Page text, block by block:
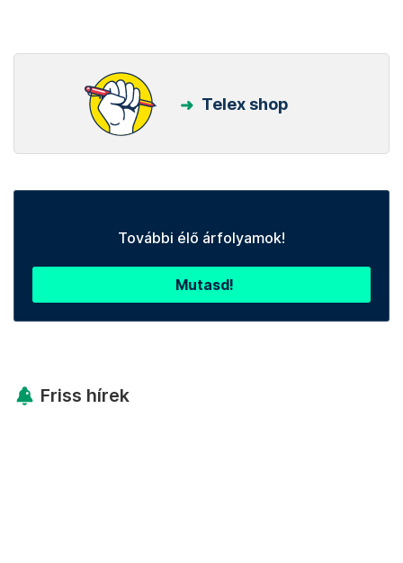
Telex shop
További élő árfolyamok!
Mutasd!
Friss hírek